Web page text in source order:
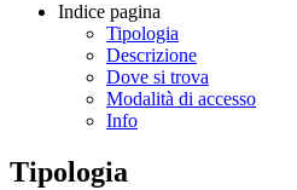
Indice pagina
Tipologia
Descrizione
Dove si trova
Modalità di accesso
Info
Tipologia